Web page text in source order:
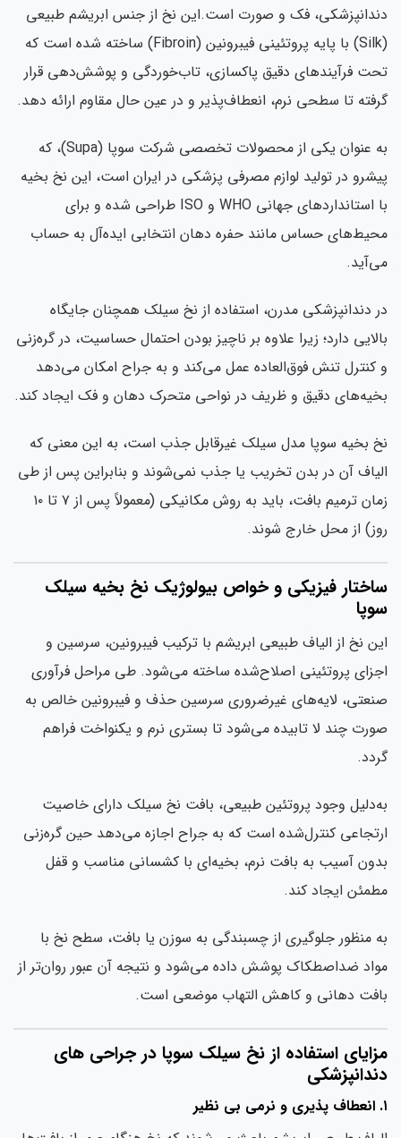
فک و صورت است.این نخ از جنس ابریشم طبیعی
(Silk) با پایه پروتئینی فیبرونین (Fibroin) ساخته شده است که
فرآیندهای دقیق پاکسازی، تاب‌خوردگی و پوشش‌دهی قرار
تا سطحی نرم، انعطاف‌پذیر و در عین حال مقاوم ارائه دهد.
به عنوان یکی از محصولات تخصصی شرکت سوپا (Supa)، که
در تولید لوازم مصرفی پزشکی در ایران است، این نخ بخیه
با استانداردهای جهانی WHO و ISO طراحی شده و برای
حساس مانند حفره دهان انتخابی ایده‌آل به حساب
دندانپزشکی مدرن، استفاده از نخ سیلک همچنان جایگاه
دارد؛ زیرا علاوه بر ناچیز بودن احتمال حساسیت، در گره‌زنی
تنش فوق‌العاده عمل می‌کند و به جراح امکان می‌دهد
دقیق و ظریف در نواحی متحرک دهان و فک ایجاد کند.
بخیه سوپا مدل سیلک غیرقابل جذب است، به این معنی که
آن در بدن تخریب یا جذب نمی‌شوند و بنابراین پس از طی
زمان ترمیم بافت، باید به روش مکانیکی (معمولاً پس از ۷ تا ۱۰
از محل خارج شوند.
فیزیکی و خواص بیولوژیک نخ بخیه سیلک
نخ از الیاف طبیعی ابریشم با ترکیب فیبرونین، سرسین و
پروتئینی اصلاح‌شده ساخته می‌شود. طی مراحل فرآوری
لایه‌های غیرضروری سرسین حذف و فیبرونین خالص به
چند لا تابیده می‌شود تا بستری نرم و یکنواخت فراهم
وجود پروتئین طبیعی، بافت نخ سیلک دارای خاصیت
کنترل‌شده است که به جراح اجازه می‌دهد حین گره‌زنی
آسیب به بافت نرم، بخیه‌ای با کشسانی مناسب و قفل
ایجاد کند.
منظور جلوگیری از چسبندگی به سوزن یا بافت، سطح نخ با
ضداصطکاک پوشش داده می‌شود و نتیجه آن عبور روان‌تر از
دهانی و کاهش التهاب موضعی است.
استفاده از نخ سیلک سوپا در جراحی های